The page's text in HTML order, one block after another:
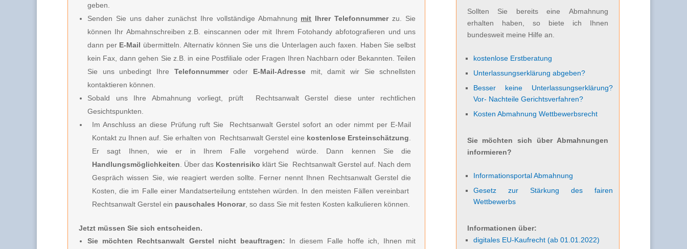
geben.
Senden Sie uns daher zunächst Ihre vollständige Abmahnung mit Ihrer Telefonnummerzu. Sie
können Ihr Abmahnschreiben z.B. einscannen oder mit Ihrem Fotohandy abfotografieren und uns
dann per E-Mail übermitteln. Alternativ können Sie uns die Unterlagen auch faxen. Haben Sie selbst
kein Fax, dann gehen Sie z.B. in eine Postfiliale oder Fragen Ihren Nachbarn oder Bekannten. Teilen
Sie uns unbedingt Ihre Telefonnummeroder E-Mail-Adressemit, damit wir Sie schnellsten
kontaktieren können.
Sobald uns Ihre Abmahnung vorliegt, prüft Rechtsanwalt Gerstel diese unter rechtlichen
Gesichtspunkten.
Im Anschluss an diese Prüfung ruft Sie
Rechtsanwalt Gerstelsofort an oder nimmt per E-Mail
Kontakt zu Ihnen auf. Sie erhalten von
Rechtsanwalt Gerstel eine kostenlose Ersteinschätzung
Er sagt Ihnen, wie er in Ihrem Falle vorgehend würde. Dann kennen Sie die
Handlungsmöglichkeiten . Über das Kostenrisiko klärt Sie Rechtsanwalt Gerstelauf. Nach dem
Gespräch wissen Sie, wie reagiert werden sollte. Ferner nennt Ihnen Rechtsanwalt Gersteldie
Kosten, die im Falle einer Mandatserteilung entstehen würden. In den meisten Fällen vereinbart
Rechtsanwalt Gerstel ein pauschales Honorar, so dass Sie mit festen Kosten kalkulieren können.
Jetzt müssen Sie sich entscheiden.
Sie möchten Rechtsanwalt Gerstel nicht beauftragen: In diesem Falle hoffe ich, Ihnen mit
Sollten Sie bereits eine Abmahnung
erhalten haben, so biete ich Ihnen
bundesweit meine Hilfe an.
kostenlose Erstberatung
Unterlassungserklärung abgeben?
Besser keine Unterlassungserklärung?
Vor- Nachteile Gerichtsverfahren?
Kosten Abmahnung Wettbewerbsrecht
Sie möchten sich über Abmahnungen
informieren?
Informationsportal Abmahnung
Gesetz zur Stärkung des fairen
Wettbewerbs
Informationen über:
digitales EU-Kaufrecht (ab 01.01.2022)